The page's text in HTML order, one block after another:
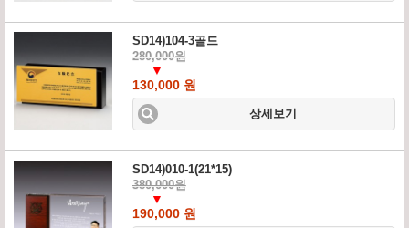
SD14)104-3골드
280,000원
▼
130,000 원
상세보기
SD14)010-1(21*15)
380,000원
▼
190,000 원